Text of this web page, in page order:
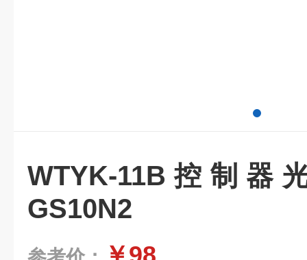
WTYK-11B控制器
GS10N2